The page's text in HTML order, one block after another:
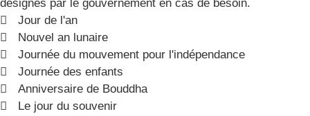
désignés par le gouvernement en cas de besoin.
Jour de l'an
Nouvel an lunaire
Journée du mouvement pour l'indépendance
Journée des enfants
Anniversaire de Bouddha
Le jour du souvenir